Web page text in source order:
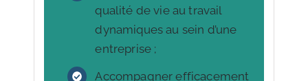
qualité de vie au travail
dynamiques au sein d’une
entreprise ;
Accompagner efficacement